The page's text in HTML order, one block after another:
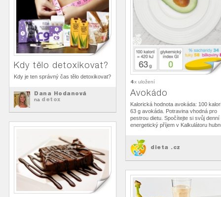
4x uložení
Avokádo
Kalorická hodnota avokáda: 100
63 g avokáda. Potravina vhodná pro
pestrou dietu. Spočítejte si svůj denní
energetický příjem v Kalkulátoru
dieta .cz
Kdy tělo detoxikovat?
Kdy je ten správný čas tělo detoxikovat?
Dana Hodanová
na detox